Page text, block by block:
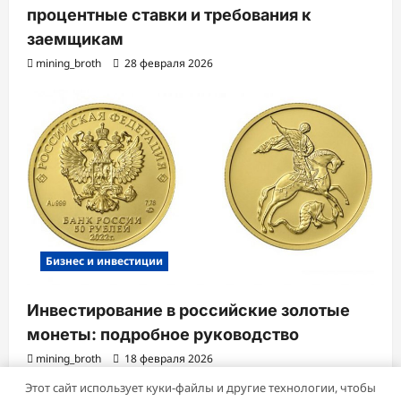
процентные ставки и требования к
заемщикам
mining_broth 28 февраля 2026
Бизнес и инвестиции
Инвестирование в российские золотые
монеты: подробное руководство
mining_broth 18 февраля 2026
Этот сайт использует куки-файлы и другие технологии, чтобы